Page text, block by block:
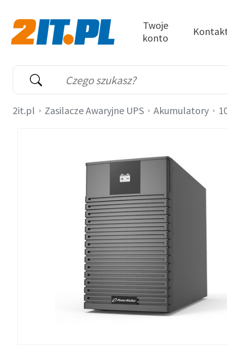
Wyszukiwarka
Słowo kluczowe
Twoje
konto
2it.pl Zasilacze Awaryjne UPS Akumulatory